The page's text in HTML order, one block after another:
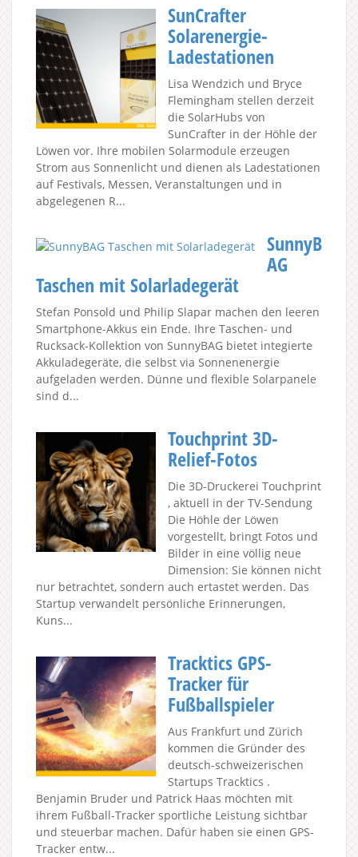
SunCrafter
Solarenergie-
Ladestationen
Lisa Wendzich und Bryce
Flemingham stellen derzeit
die SolarHubs von
SunCrafter in der Höhle der
Löwen vor. Ihre mobilen Solarmodule erzeugen
Strom aus Sonnenlicht und dienen als Ladestationen
auf Festivals, Messen, Veranstaltungen und in
abgelegenen R...
SunnyB
AG
Taschen mit Solarladegerät
Stefan Ponsold und Philip Slapar machen den leeren
Smartphone-Akkus ein Ende. Ihre Taschen- und
Rucksack-Kollektion von SunnyBAG bietet integierte
Akkuladegeräte, die selbst via Sonnenenergie
aufgeladen werden. Dünne und flexible Solarpanele
sind d...
Touchprint 3D-
Relief-Fotos
Die 3D-Druckerei Touchprint
, aktuell in der TV-Sendung
Die Höhle der Löwen
vorgestellt, bringt Fotos und
Bilder in eine völlig neue
Dimension: Sie können nicht
nur betrachtet, sondern auch ertastet werden. Das
Startup verwandelt persönliche Erinnerungen,
Kuns...
Tracktics GPS-
Tracker für
Fußballspieler
Aus Frankfurt und Zürich
kommen die Gründer des
deutsch-schweizerischen
Startups Tracktics .
Benjamin Bruder und Patrick Haas möchten mit
ihrem Fußball-Tracker sportliche Leistung sichtbar
und steuerbar machen. Dafür haben sie einen GPS-
Tracker entw...